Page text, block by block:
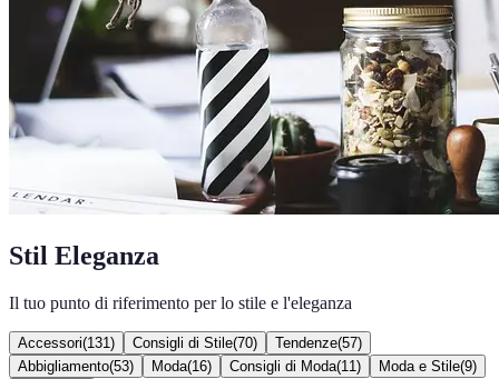
Stil Eleganza
Il tuo punto di riferimento per lo stile e l'eleganza
Accessori(131 ) Consigli di Stile(70) Tendenze(57)
Abbigliamento(53) Moda(16) Consigli di Moda(11 ) Moda e Stile(9)